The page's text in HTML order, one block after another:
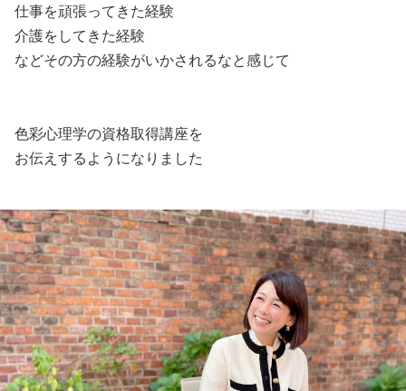
仕事を頑張ってきた経験
介護をしてきた経験
などその方の経験がいかされるなと感じて
色彩心理学の資格取得講座を
お伝えするようになりました